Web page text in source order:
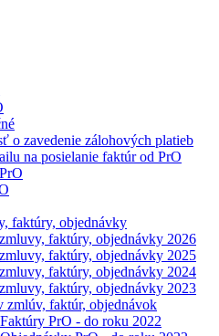
o zavedenie zálohových platieb
na posielanie faktúr od PrO
faktúry, objednávky
faktúry, objednávky 2026
faktúry, objednávky 2025
faktúry, objednávky 2024
faktúry, objednávky 2023
zmlúv, faktúr, objednávok
Faktúry PrO - do roku 2022